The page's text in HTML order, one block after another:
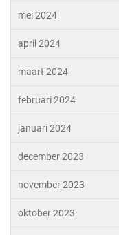
mei 2024
april 2024
maart 2024
februari 2024
januari 2024
december 2023
november 2023
oktober 2023